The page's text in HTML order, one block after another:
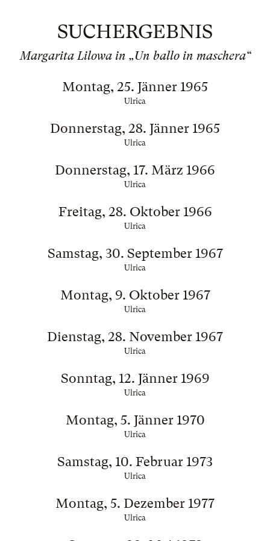
SUCHERGEBNIS
Margarita Lilowa in „Un ballo in maschera“
Montag, 25. Jänner 1965
Ulrica
Donnerstag, 28. Jänner 1965
Ulrica
Donnerstag, 17. März 1966
Ulrica
Freitag, 28. Oktober 1966
Ulrica
Samstag, 30. September 1967
Ulrica
Montag, 9. Oktober 1967
Ulrica
Dienstag, 28. November 1967
Ulrica
Sonntag, 12. Jänner 1969
Ulrica
Montag, 5. Jänner 1970
Ulrica
Samstag, 10. Februar 1973
Ulrica
Montag, 5. Dezember 1977
Ulrica